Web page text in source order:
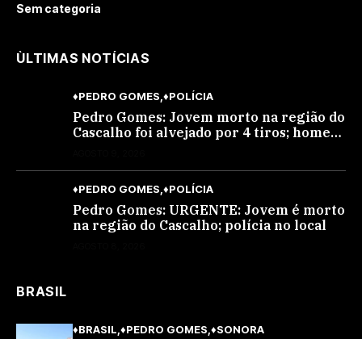
Sem categoria
ÙLTIMAS NOTÍCIAS
♦PEDRO GOMES ♦POLÍCIA
Pedro Gomes: Jovem morto na região do
Cascalho foi alvejado por 4 tiros; homem
♦PEDRO GOMES ♦POLÍCIA
Pedro Gomes: URGENTE: Jovem é morto
na região do Cascalho; polícia no local
BRASIL
♦BRASIL ♦PEDRO GOMES ♦SONORA